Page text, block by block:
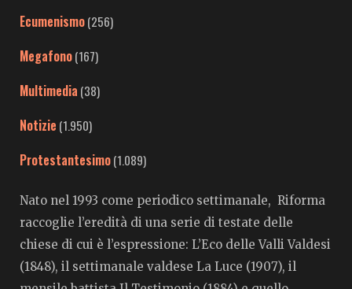
Ecumenismo(256)
Megafono(167)
Multimedia (38)
Notizie (1.950)
Protestantesimo(1.089)
Nato nel 1993 come periodico settimanale, Riforma
raccoglie l’eredità di una serie di testate delle
chiese di cui è l’espressione: L’Eco delle Valli Valdesi
(1848), il settimanale valdese La Luce (1907), il